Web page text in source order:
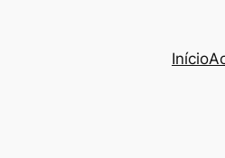
Início